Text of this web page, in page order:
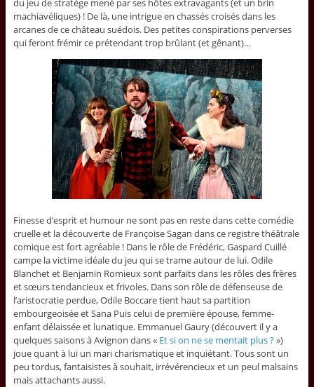
du jeu de stratège mené par ses hôtes extravagants (et un brin
machiavéliques) ! De là, une intrigue en chassés croisés dans les
arcanes de ce château suédois. Des petites conspirations perverses
qui feront frémir ce prétendant trop brûlant (et gênant)…
Finesse d’esprit et humour ne sont pas en reste dans cette comédie
cruelle et la découverte de Françoise Sagan dans ce registre théâtrale
comique est fort agréable ! Dans le rôle de Frédéric, Gaspard Cuillé
campe la victime idéale du jeu qui se trame autour de lui. Odile
Blanchet et Benjamin Romieux sont parfaits dans les rôles des frères
et sœurs tendancieux et frivoles. Dans son rôle de défenseuse de
l’aristocratie perdue, Odile Boccare tient haut sa partition
embourgeoisée et Sana Puis celui de première épouse, femme-
enfant délaissée et lunatique. Emmanuel Gaury (découvert il y a
quelques saisons à Avignon dans « Et si on ne se mentait plus ?»)
joue quant à lui un mari charismatique et inquiétant. Tous sont un
peu tordus, fantaisistes à souhait, irrévérencieux et un peul malsains
mais attachants aussi.